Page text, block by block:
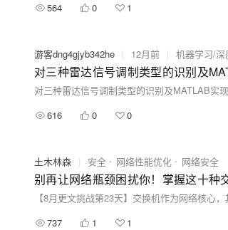
564 0 1
游客dng4gjyb342he | 12月前 | 机器学习/深
对三种雷达信号调制类型的识别及
对三种雷达信号调制类型的识别及MATLAB实现
616
0 0
土木林森 | 安全 网络性能优化 网络安全
别再让网络瓶颈困扰你！掌握这十种
737
1 1